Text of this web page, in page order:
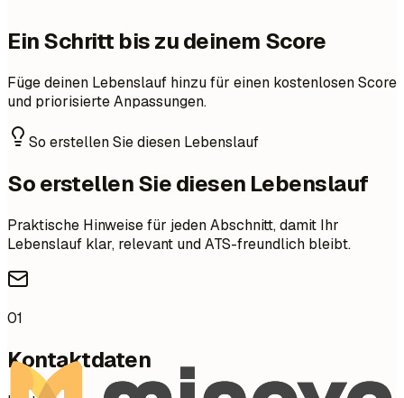
Ein Schritt bis zu deinem Score
Füge deinen Lebenslauf hinzu für einen kostenlosen Score
und priorisierte Anpassungen.
So erstellen Sie diesen Lebenslauf
So erstellen Sie diesen Lebenslauf
Praktische Hinweise für jeden Abschnitt, damit Ihr
Lebenslauf klar, relevant und ATS-freundlich bleibt.
01
Kontaktdaten